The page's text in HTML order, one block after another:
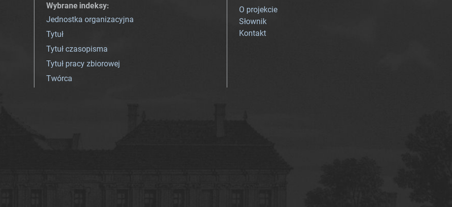
Wybrane indeksy:
Jednostka organizacyjna
Tytuł
Tytuł czasopisma
Tytuł pracy zbiorowej
Twórca
O projekcie
Słownik
Kontakt